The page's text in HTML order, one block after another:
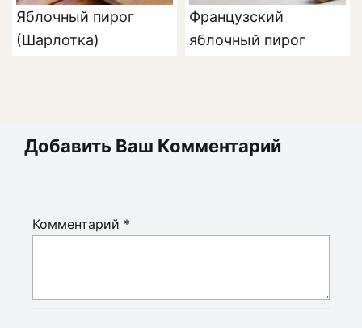
Яблочный пирог
(Шарлотка)
Французский
яблочный пирог
Добавить Ваш Комментарий
Комментарий *